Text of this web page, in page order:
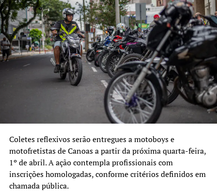
Sexta-feira: das 8h às 14h
Documentos necessários:
CNH
Comprovante de residência em Canoas (em seu nome ou
com declaração do proprietário)
Comprovação de atuação como motoboy (print do perfil
em plataforma de entrega)
Coletes reflexivos serão entregues a motoboys e
motofretistas de Canoas a partir da próxima quarta-feira,
1º de abril. A ação contempla profissionais com
inscrições homologadas, conforme critérios definidos em
chamada pública.